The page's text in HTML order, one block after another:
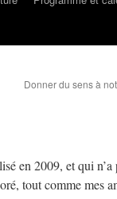
Donner du sens à
en 2009, et qui n’a
tout comme mes